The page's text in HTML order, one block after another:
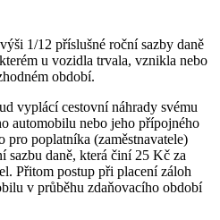
1/12 příslušné roční sazby daně
u vozidla trvala, vznikla nebo
období.
vyplácí cestovní náhrady svému
automobilu nebo jeho přípojného
poplatníka (zaměstnavatele)
sazbu daně, která činí 25 Kč za
Přitom postup při placení záloh
v průběhu zdaňovacího období